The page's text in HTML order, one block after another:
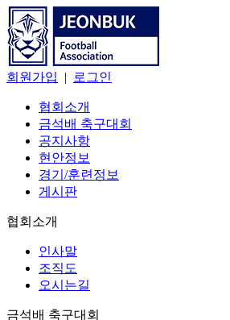
회원가입 | 로그인
협회소개
금석배 축구대회
공지사항
현안정보
경기/훈련정보
게시판
협회소개
인사말
조직도
오시는길
금석배 축구대회